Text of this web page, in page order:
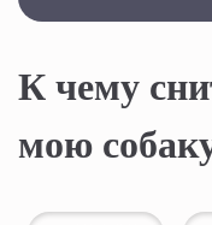
К чему
мою